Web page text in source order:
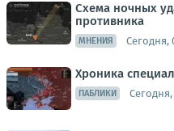
Схема ночных
противника
МНЕНИЯ Сегодня,
Хроника
ПАБЛИКИ Сегодня,